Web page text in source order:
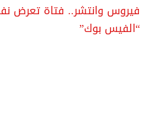
فيروس وانتشر.. فتاة تعرض
“الفيس بوك”